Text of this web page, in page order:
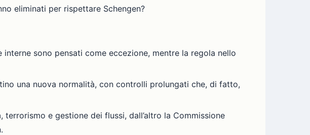
eliminati per rispettare Schengen?
sono pensati come eccezione, mentre la regola nello
una nuova normalità, con controlli prolungati che, di fatto,
e gestione dei flussi, dall’altro la Commissione